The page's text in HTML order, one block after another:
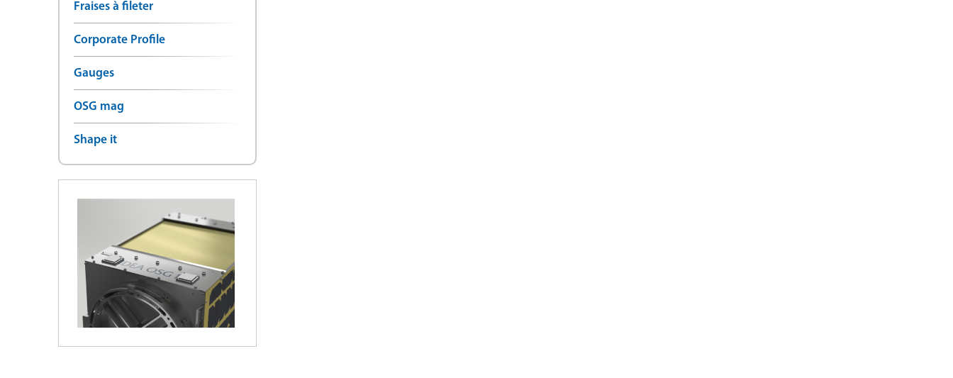
Fraises à fileter
Corporate Profile
Gauges
OSG mag
Shape it